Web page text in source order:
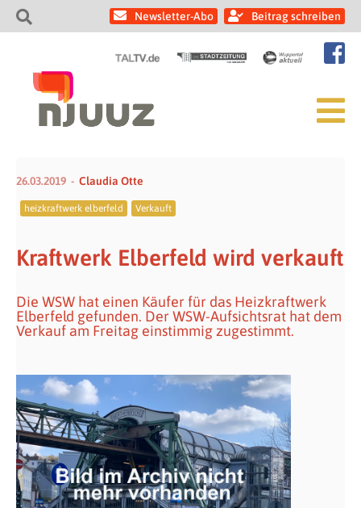
Newsletter-Abo Beitrag schreiben
26.03.2019 Claudia Otte
heizkraftwerk elberfeld Verkauft
Kraftwerk Elberfeld wird verkauft
Die WSW hat einen Käufer für das Heizkraftwerk
Elberfeld gefunden. Der WSW-Aufsichtsrat hat dem
Verkauf am Freitag einstimmig zugestimmt.